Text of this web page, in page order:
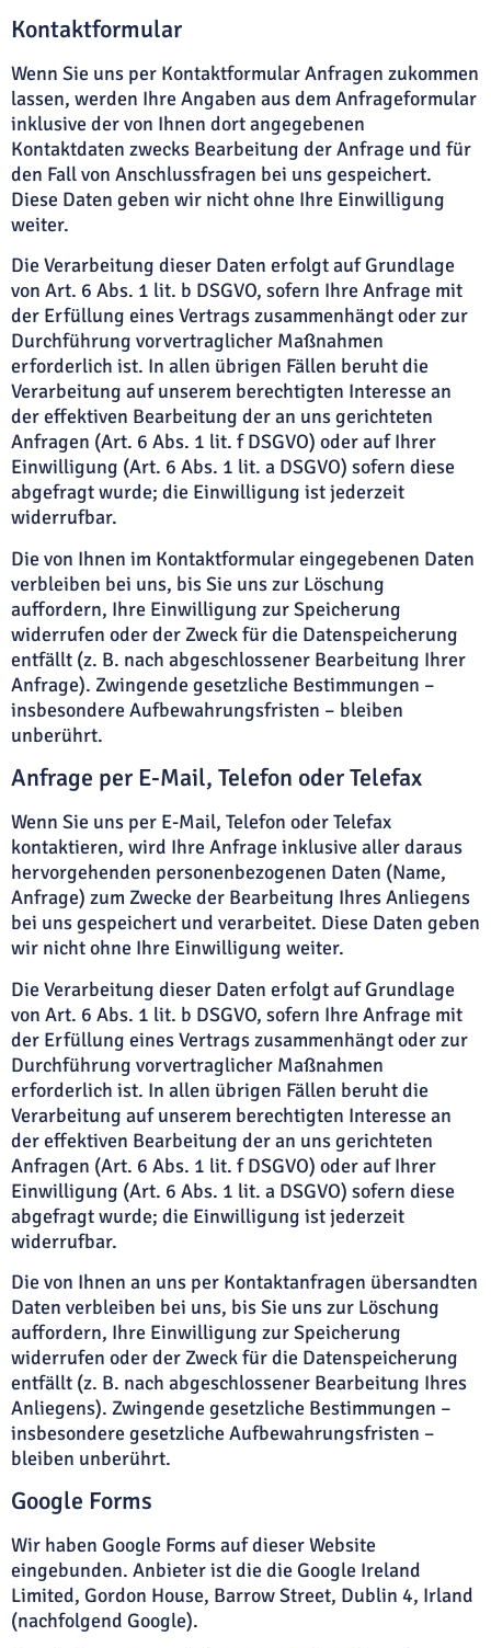
Kontaktformular
Wenn Sie uns per Kontaktformular Anfragen zukommen
lassen, werden Ihre Angaben aus dem Anfrageformular
inklusive der von Ihnen dort angegebenen
Kontaktdaten zwecks Bearbeitung der Anfrage und für
den Fall von Anschlussfragen bei uns gespeichert.
Diese Daten geben wir nicht ohne Ihre Einwilligung
weiter.
Die Verarbeitung dieser Daten erfolgt auf Grundlage
von Art. 6 Abs. 1 lit. b DSGVO, sofern Ihre Anfrage mit
der Erfüllung eines Vertrags zusammenhängt oder zur
Durchführung vorvertraglicher Maßnahmen
erforderlich ist. In allen übrigen Fällen beruht die
Verarbeitung auf unserem berechtigten Interesse an
der effektiven Bearbeitung der an uns gerichteten
Anfragen (Art. 6 Abs. 1 lit. f DSGVO) oder auf Ihrer
Einwilligung (Art. 6 Abs. 1 lit. a DSGVO) sofern diese
abgefragt wurde; die Einwilligung ist jederzeit
widerrufbar.
Die von Ihnen im Kontaktformular eingegebenen Daten
verbleiben bei uns, bis Sie uns zur Löschung
auffordern, Ihre Einwilligung zur Speicherung
widerrufen oder der Zweck für die Datenspeicherung
entfällt (z. B. nach abgeschlossener Bearbeitung Ihrer
Anfrage). Zwingende gesetzliche Bestimmungen –
insbesondere Aufbewahrungsfristen – bleiben
unberührt.
Anfrage per E-Mail, Telefon oder Telefax
Wenn Sie uns per E-Mail, Telefon oder Telefax
kontaktieren, wird Ihre Anfrage inklusive aller daraus
hervorgehenden personenbezogenen Daten (Name,
Anfrage) zum Zwecke der Bearbeitung Ihres Anliegens
bei uns gespeichert und verarbeitet. Diese Daten geben
wir nicht ohne Ihre Einwilligung weiter.
Die Verarbeitung dieser Daten erfolgt auf Grundlage
von Art. 6 Abs. 1 lit. b DSGVO, sofern Ihre Anfrage mit
der Erfüllung eines Vertrags zusammenhängt oder zur
Durchführung vorvertraglicher Maßnahmen
erforderlich ist. In allen übrigen Fällen beruht die
Verarbeitung auf unserem berechtigten Interesse an
der effektiven Bearbeitung der an uns gerichteten
Anfragen (Art. 6 Abs. 1 lit. f DSGVO) oder auf Ihrer
Einwilligung (Art. 6 Abs. 1 lit. a DSGVO) sofern diese
abgefragt wurde; die Einwilligung ist jederzeit
widerrufbar.
Die von Ihnen an uns per Kontaktanfragen übersandten
Daten verbleiben bei uns, bis Sie uns zur Löschung
auffordern, Ihre Einwilligung zur Speicherung
widerrufen oder der Zweck für die Datenspeicherung
entfällt (z. B. nach abgeschlossener Bearbeitung Ihres
Anliegens). Zwingende gesetzliche Bestimmungen –
insbesondere gesetzliche Aufbewahrungsfristen –
bleiben unberührt.
Google Forms
Wir haben Google Forms auf dieser Website
eingebunden. Anbieter ist die die Google Ireland
Limited, Gordon House, Barrow Street, Dublin 4, Irland
(nachfolgend Google).